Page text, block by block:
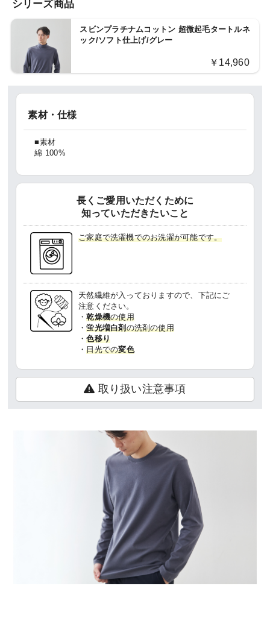
シリーズ商品
スビンプラチナムコットン 超微起毛タートルネ
ック/ソフト仕上げ/グレー
￥14,960
素材・仕様
■素材
綿 100%
長くご愛用いただくために
知っていただきたいこと
ご家庭で洗濯機でのお洗濯が可能です。
天然繊維が入っておりますので、下記にご
注意ください。
・乾燥機の使用
・蛍光増白剤の洗剤の使用
・色移り
・日光での変色
取り扱い注意事項